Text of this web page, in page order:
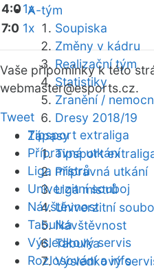
A-tým
Soupiska
Změny v kádru
Realizační tým
Statistiky
Zranění /
Dresy 2018/19
Zápasy
Tipsport
Přípravná utkání
Liga mistrů
Univerzitní
Návštěvnost
Tabulka
Výsledkový
4:01x
7:0 1x
Vaše připomínky k této
webmaster@esports.cz.
Tweet
Tipsport extraliga
Přípravná utkání
Liga mistrů
Univerzitní souboj
Návštěvnost
Tabulka
Výsledkový servis
Rozlosování a info